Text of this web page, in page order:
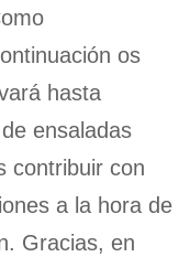
os
hasta
ensaladas
contribuir con
a la hora de
Gracias, en